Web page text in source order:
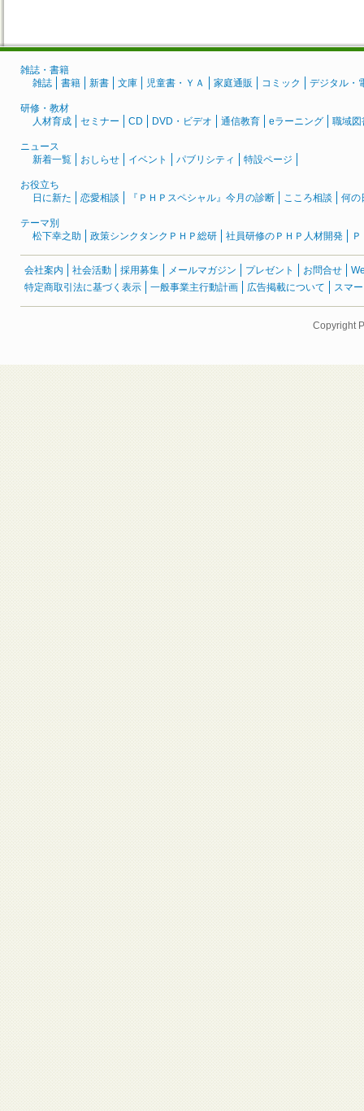
雑誌・書籍
雑誌
書籍 新書 文庫 児童書・ＹＡ 家庭通販 コミック デジタル・
研修・教材
人材育成
セミナー CD DVD・ビデオ 通信教育 eラーニング 職域図
ニュース
新着一覧
おしらせ イベント パブリシティ 特設ページ
お役立ち
日に新た
恋愛相談 『ＰＨＰスペシャル』今月の診断 こころ相談 何の
テーマ別
松下幸之助
政策シンクタンクＰＨＰ総研 社員研修のＰＨＰ人材開発
会社案内 社会活動 採用募集 メールマガジン プレゼント お問合せ
特定商取引法に基づく表示
一般事業主行動計画 広告掲載について スマ
Copyright